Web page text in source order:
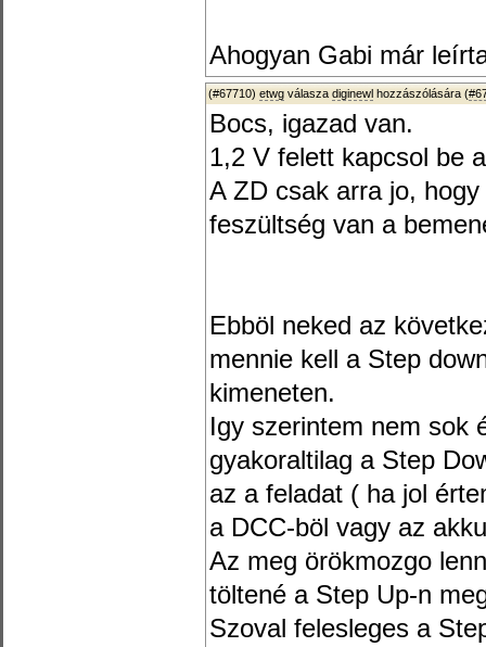
Ahogyan Gabi már
(#67710) etwg válasza diginewl hozzászólására (
Bocs, igazad van.
1,2 V felett kapcsol be
A ZD csak arra jo,
feszültség van a
Ebböl neked az
mennie kell a Step
kimeneten.
Igy szerintem nem sok
gyakoraltilag a Step
az a feladat ( ha jol
a DCC-böl vagy az
Az meg örökmozgo
töltené a Step Up-n
Szoval felesleges a